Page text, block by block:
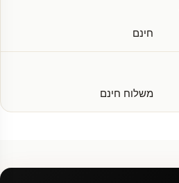
חינם
משלוח חינם